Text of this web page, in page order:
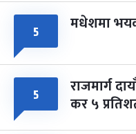
५ मधेशमा
५ राजमार्ग
कर ५